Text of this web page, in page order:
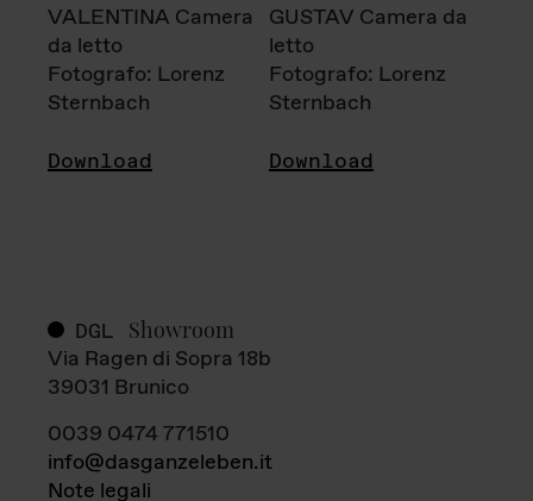
VALENTINA Camera
da letto
Fotografo: Lorenz
Sternbach
Download
GUSTAV Camera da
letto
Fotografo: Lorenz
Sternbach
Download
DGL Showroom
Via Ragen di Sopra 18b
39031 Brunico
0039 0474 771510
info@dasganzeleben.it
Note legali